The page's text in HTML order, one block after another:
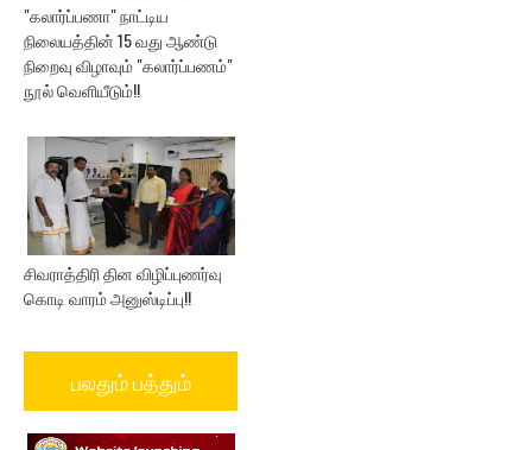
"கலார்ப்பணா" நாட்டிய
நிலையத்தின் 15 வது ஆண்டு
நிறைவு விழாவும் "கலார்ப்பணம்"
நூல் வெளியீடும்!!
சிவராத்திரி தின விழிப்புணர்வு
கொடி வாரம் அனுஸ்டிப்பு!!
பலதும் பத்தும்